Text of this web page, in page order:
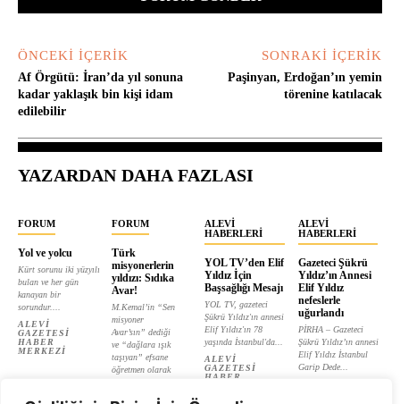
ÖNCEKI İÇERIK
Af Örgütü: İran’da yıl sonuna
kadar yaklaşık bin kişi idam
edilebilir
SONRAKI İÇERIK
Paşinyan, Erdoğan’ın yemin
törenine katılacak
YAZARDAN DAHA FAZLASI
FORUM
Yol ve yolcu
Kürt sorunu iki yüzyılı
bulan ve her gün
kanayan bir
sorundur....
ALEVI
GAZETESI
HABER
MERKEZI
FORUM
Türk
misyonerlerin
yıldızı: Sıdıka
Avar!
M.Kemal’in “Sen
misyoner
Avar’sın” dediği
ve “dağlara ışık
taşıyan” efsane
öğretmen olarak
ALEVI
ALEVI
HABERLERI
YOL TV’den Elif
Yıldız İçin
Başsağlığı Mesajı
YOL TV, gazeteci
Şükrü Yıldız'ın annesi
Elif Yıldız'ın 78
yaşında İstanbul'da...
ALEVI
GAZETESI
HABER
ALEVI
HABERLERI
Gazeteci Şükrü
Yıldız’ın Annesi
Elif Yıldız
nefeslerle
uğurlandı
PİRHA – Gazeteci
Şükrü Yıldız’ın annesi
Elif Yıldız İstanbul
Garip Dede...